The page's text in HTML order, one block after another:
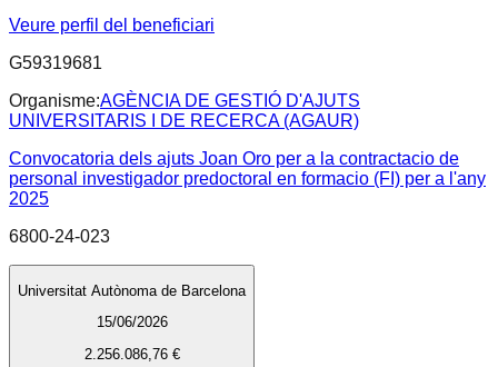
Veure perfil del beneficiari
G59319681
Organisme:AGÈNCIA DE GESTIÓ D'AJUTS
UNIVERSITARIS I DE RECERCA (AGAUR)
Convocatoria dels ajuts Joan Oro per a la contractacio de
personal investigador predoctoral en formacio (FI) per a l'any
2025
6800-24-023
Universitat Autònoma de Barcelona
15/06/2026
2.256.086,76 €